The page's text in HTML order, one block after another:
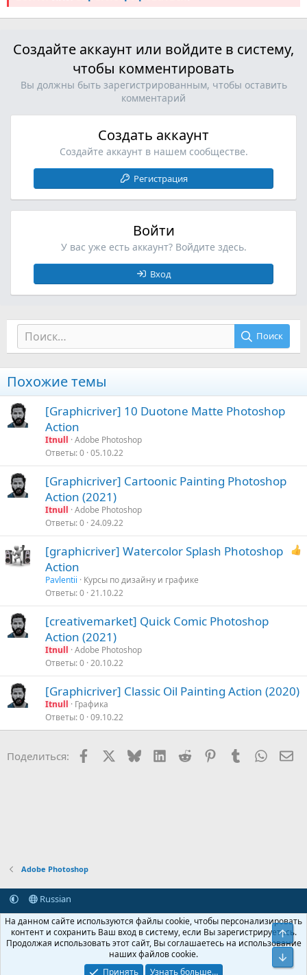
Создайте аккаунт или войдите в систему,
чтобы комментировать
Вы должны быть зарегистрированным, чтобы оставить
комментарий
Создать аккаунт
Создайте аккаунт в нашем сообществе.
Регистрация
Войти
У вас уже есть аккаунт? Войдите здесь.
Вход
Поиск
Похожие темы
[Graphicriver] 10 Duotone Matte Photoshop
Action
Itnull Adobe Photoshop
Ответы 0 05.10.22
[Graphicriver] Cartoonic Painting Photoshop
Action (2021)
Itnull Adobe Photoshop
Ответы 0 24.09.22
[graphicriver] Watercolor Splash Photoshop
Action
Pavlentii
Курсы по дизайну и графике
Ответы 0 21.10.22
[creativemarket] Quick Comic Photoshop
Action (2021)
Itnull Adobe Photoshop
Ответы 0 20.10.22
[Graphicriver] Classic Oil Painting Action (2020)
Itnull
Графика
Ответы 0 09.10.22
Поделиться: FacebookX (Twitter)
BlueskyLinkedIn
Reddit PinterestTumblr
Adobe Photoshop
Russian
Обратная связь
Условия и правила
Политика конфиденциальности
Помощь Главная
R
S
S
Community platform by XenForo® © 2010-2026 XenForo Ltd.
Крупнейший форум по обмену приватной информацией
На данном сайте используются файлы cookie, чтобы персонализировать
контент и сохранить Ваш вход в систему, если Вы зарегистрируетесь.
Продолжая использовать этот сайт, Вы соглашаетесь на использование
наших файлов cookie.
Принять
Узнать больше…